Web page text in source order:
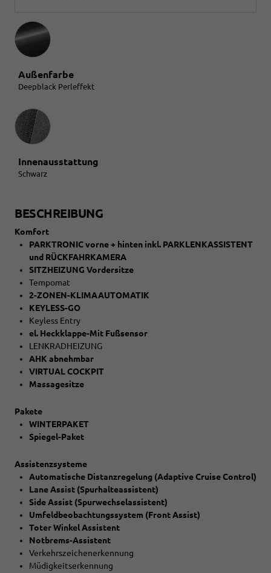
Außenfarbe
Deepblack Perleffekt
Innenausstattung
Innenausstattung
Schwarz
BESCHREIBUNG
Komfort
PARKTRONIC vorne + hinten inkl. PARKLENKASSISTENT
und RÜCKFAHRKAMERA
SITZHEIZUNG Vordersitze
Tempomat
2-ZONEN-KLIMAAUTOMATIK
KEYLESS-GO
Keyless Entry
el. Heckklappe-Mit Fußsensor
LENKRADHEIZUNG
AHK abnehmbar
VIRTUAL COCKPIT
Massagesitze
Pakete
WINTERPAKET
Spiegel-Paket
Assistenzsysteme
Automatische Distanzregelung (Adaptive Cruise Control)
Lane Assist (Spurhalteassistent)
Side Assist (Spurwechselassistent)
Umfeldbeobachtungssystem (Front Assist)
Toter Winkel Assistent
Notbrems-Assistent
Verkehrszeichenerkennung
Müdigkeitserkennung